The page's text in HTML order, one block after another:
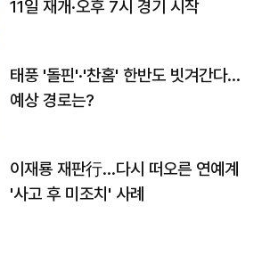
11일 재개·오후 7시 경기 시작
태풍 '돌핀'·'찬홈' 한반도 빗겨간다…
예상 경로는?
이재룡 재판行…다시 떠오른 연예계
'사고 후 미조치' 사례